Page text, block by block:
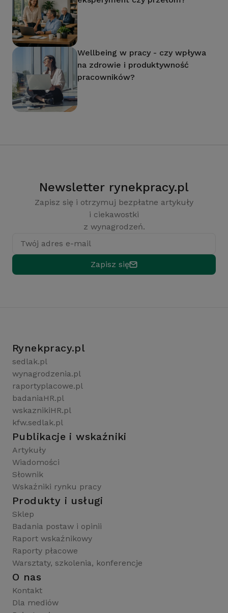
Wellbeing w pracy - czy wpływa
na zdrowie i produktywność
pracowników?
Newsletter rynekpracy.pl
Zapisz się i otrzymuj bezpłatne artykuły
i ciekawostki
z wynagrodzeń.
Twój adres e-mail
Zapisz się
Rynekpracy.pl
sedlak.pl
wynagrodzenia.pl
raportyplacowe.pl
badaniaHR.pl
wskaznikiHR.pl
kfw.sedlak.pl
Publikacje i wskaźniki
Artykuły
Wiadomości
Słownik
Wskaźniki rynku pracy
Produkty i usługi
Sklep
Badania postaw i opinii
Raport wskaźnikowy
Raporty płacowe
Warsztaty, szkolenia, konferencje
O nas
Kontakt
Dla mediów